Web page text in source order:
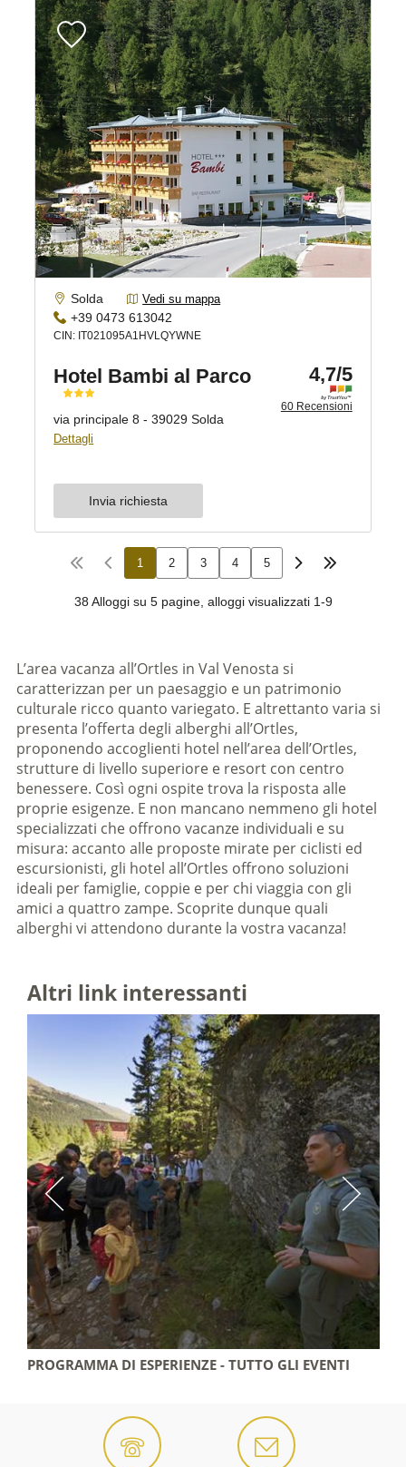
L’area vacanza all’Ortles in Val Venosta si
caratterizzan per un paesaggio e un patrimonio
culturale ricco quanto variegato. E altrettanto varia si
presenta l’offerta degli alberghi all’Ortles,
proponendo accoglienti hotel nell’area dell’Ortles,
strutture di livello superiore e resort con centro
benessere. Così ogni ospite trova la risposta alle
proprie esigenze. E non mancano nemmeno gli hotel
specializzati che offrono vacanze individuali e su
misura: accanto alle proposte mirate per ciclisti ed
escursionisti, gli hotel all’Ortles offrono soluzioni
ideali per famiglie, coppie e per chi viaggia con gli
amici a quattro zampe. Scoprite dunque quali
alberghi vi attendono durante la vostra vacanza!
Altri link interessanti
PROGRAMMA DI ESPERIENZE - TUTTO GLI EVENTI